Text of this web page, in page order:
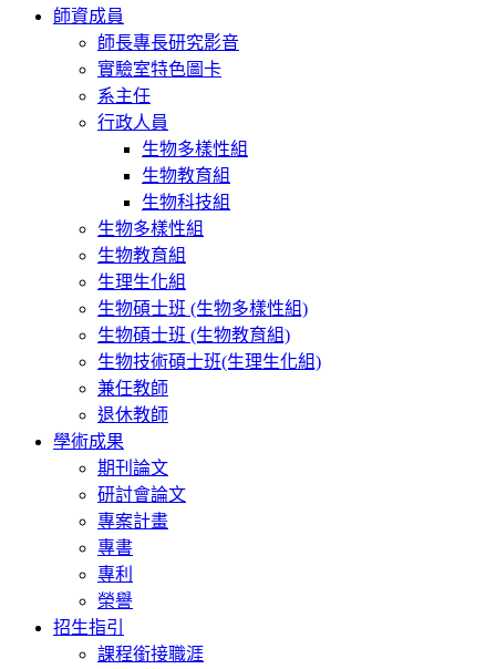
師資成員
師長專長研究影音
實驗室特色圖卡
系主任
行政人員
生物多樣性組
生物教育組
生物科技組
生物多樣性組
生物教育組
生理生化組
生物碩士班 (生物多樣性組)
生物碩士班 (生物教育組)
生物技術碩士班(生理生化組)
兼任教師
退休教師
學術成果
期刊論文
研討會論文
專案計畫
專書
專利
榮譽
招生指引
課程銜接職涯